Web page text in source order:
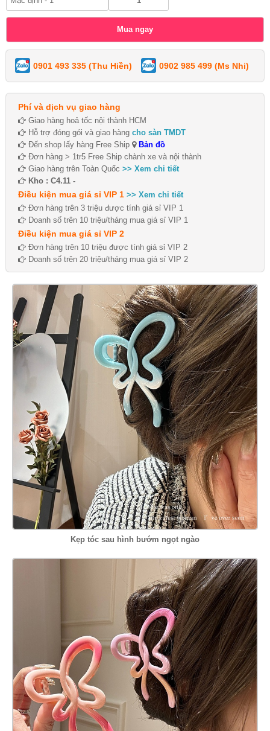
0901 493 335 (Thu Hiền) 0902 985 499 (Ms Nhi)
Phí và dịch vụ giao hàng
Giao hàng hoả tốc nội thành HCM
Hỗ trợ đóng gói và giao hàng cho sàn TMDT
Đến shop lấy hàng Free Ship
Bản đồ
Đơn hàng > 1tr5 Free Ship chành xe và nội thành
Giao hàng trên Toàn Quốc >> Xem chi tiết
Kho : C4.11 -
Điều kiện mua giá sỉ VIP 1 >> Xem chi tiết
Đơn hàng trên 3 triệu được tính giá sỉ VIP 1
Doanh số trên 10 triệu/tháng mua giá sỉ VIP 1
Điều kiện mua giá sỉ VIP 2
Đơn hàng trên 10 triệu được tính giá sỉ VIP 2
Doanh số trên 20 triệu/tháng mua giá sỉ VIP 2
Kẹp tóc sau hình bướm ngọt ngào